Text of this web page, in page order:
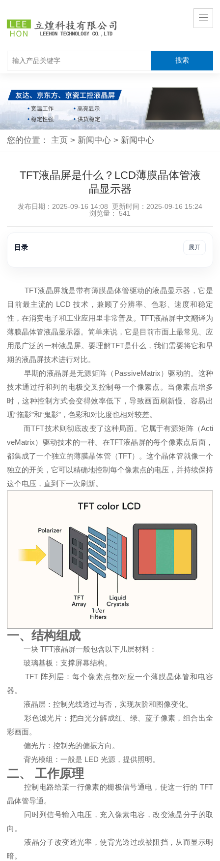
您的位置： 主页 > 新闻中心 > 新闻中心
TFT液晶屏是什么？LCD薄膜晶体管液
晶显示器
发布日期：2025-09-16 14:08 更新时间：2025-09-16 15:24
浏览量： 541
目录 展开
TFT液晶屏就是带有薄膜晶体管驱动的液晶显示器，它是
目前最主流的 LCD 技术，兼顾了分辨率、色彩、速度和稳定
性，在消费电子和工业应用里非常普及。TFT液晶屏中文翻译为
薄膜晶体管液晶显示器。简单来说，它是目前市面上最常见、应
用最广泛的一种液晶屏。要理解TFT是什么，我们需要将它和早
期的液晶屏技术进行对比。
早期的液晶屏是无源矩阵（PassiveMatrix）驱动的。这种
技术通过行和列的电极交叉控制每一个像素点。当像素点增多
时，这种控制方式会变得效率低下，导致画面刷新慢、容易出
现“拖影”和“鬼影”，色彩和对比度也相对较差。
而TFT技术则彻底改变了这种局面。它属于有源矩阵（Acti
veMatrix）驱动技术的一种。在TFT液晶屏的每个像素点后面，
都集成了一个独立的薄膜晶体管（TFT）。这个晶体管就像一个
独立的开关，它可以精确地控制每个像素点的电压，并持续保持
这个电压，直到下一次刷新。
一、结构组成
一块 TFT液晶屏一般包含以下几层材料：
玻璃基板：支撑屏幕结构。
TFT 阵列层：每个像素点都对应一个薄膜晶体管和电容
器。
液晶层：控制光线透过与否，实现灰阶和图像变化。
彩色滤光片：把白光分解成红、绿、蓝子像素，组合出全
彩画面。
偏光片：控制光的偏振方向。
背光模组：一般是 LED 光源，提供照明。
二、 工作原理
控制电路给某一行像素的栅极信号通电，使这一行的 TFT
晶体管导通。
同时列信号输入电压，充入像素电容，改变液晶分子的取
向。
液晶分子改变透光率，使背光透过或被阻挡，从而显示明
暗。